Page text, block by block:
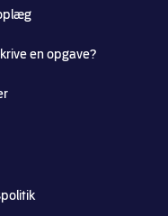
en opgave?